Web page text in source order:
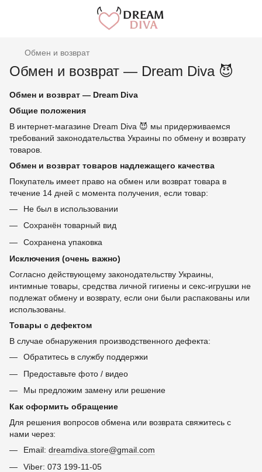
Обмен и возврат
Обмен и возврат — Dream Diva 😈
Обмен и возврат — Dream Diva
Общие положения
В интернет-магазине Dream Diva 😈 мы придерживаемся
требований законодательства Украины по обмену и возврату
товаров.
Обмен и возврат товаров надлежащего качества
Покупатель имеет право на обмен или возврат товара в
течение 14 дней с момента получения, если товар:
Не был в использовании
Сохранён товарный вид
Сохранена упаковка
Исключения (очень важно)
Согласно действующему законодательству Украины,
интимные товары, средства личной гигиены и секс-игрушки не
подлежат обмену и возврату, если они были распакованы или
использованы.
Товары с дефектом
В случае обнаружения производственного дефекта:
Обратитесь в службу поддержки
Предоставьте фото / видео
Мы предложим замену или решение
Как оформить обращение
Для решения вопросов обмена или возврата свяжитесь с
нами через:
Email: dreamdiva.store@gmail.com
Viber: 073 199-11-05